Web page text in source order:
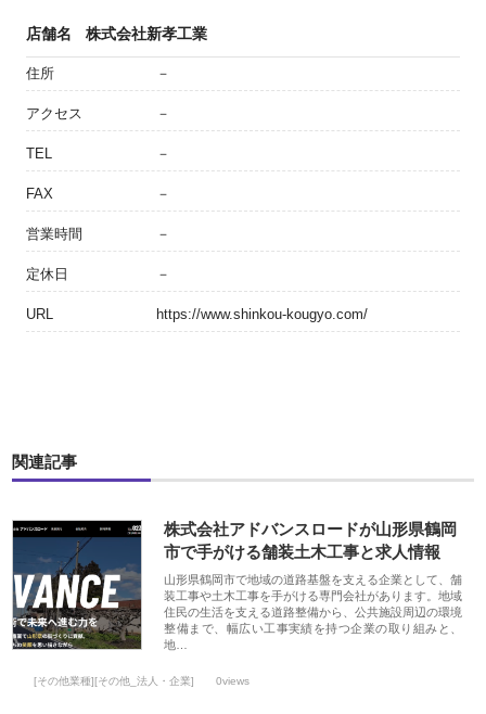
店舗名 株式会社新孝工業
住所 －
アクセス －
TEL －
FAX －
営業時間 －
定休日 －
URL https://www.shinkou-kougyo.com/
関連記事
株式会社アドバンスロードが山形県鶴岡
市で手がける舗装土木工事と求人情報
山形県鶴岡市で地域の道路基盤を支える企業として、舗
装工事や土木工事を手がける専門会社があります。地域
住民の生活を支える道路整備から、公共施設周辺の環境
整備まで、幅広い工事実績を持つ企業の取り組みと、
地…
[その他業種][その他_法人・企業] 0views